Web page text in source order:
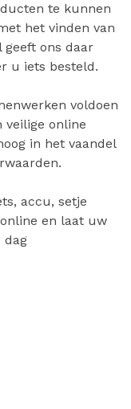
te kunnen
het vinden van
geeft ons daar
u iets besteld.
voldoen
veilige online
in het vaandel
accu, setje
en laat uw
dag